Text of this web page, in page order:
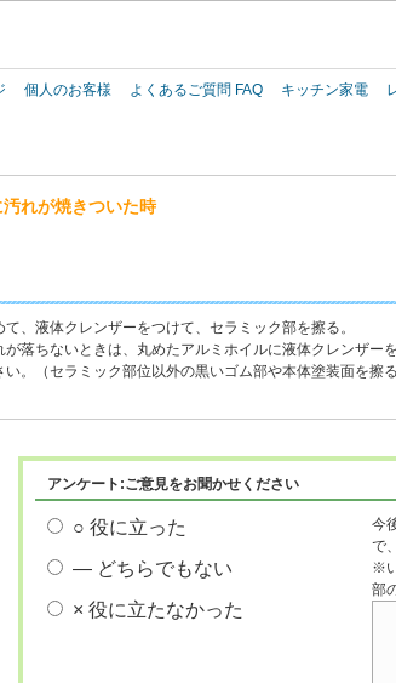
個人のお客様 よくあるご質問 FAQ キッチン家電
れが焼きついた時
て、液体クレンザーをつけて、セラミック部を擦る。
が落ちないときは、丸めたアルミホイルに液体クレンザ
い。（セラミック部位以外の黒いゴム部や本体塗装面を擦
アンケート:ご意見をお聞かせください
○ 役に立った
― どちらでもない
× 役に立たなかった
今
で
※
部